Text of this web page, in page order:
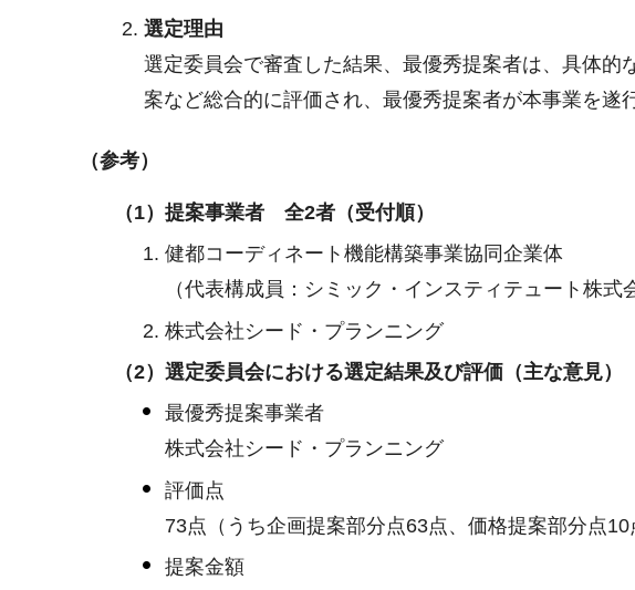
選定理由
選定委員会で審査した結果、最優秀提案者は、具体
案など総合的に評価され、最優秀提案者が本事業を遂
（参考）
（1）提案事業者 全2者（受付順）
健都コーディネート機能構築事業協同企業体
（代表構成員：シミック・インスティテュート株
株式会社シード・プランニング
（2）選定委員会における選定結果及び評価（主な意見）
最優秀提案事業者
株式会社シード・プランニング
評価点
73点（うち企画提案部分点63点、価格提案部分点10
提案金額